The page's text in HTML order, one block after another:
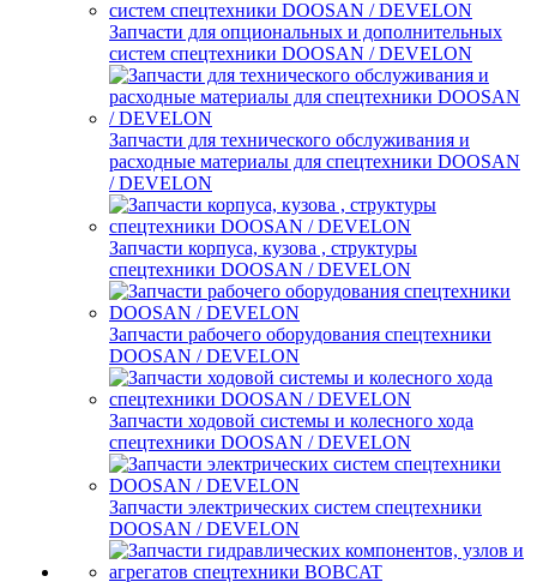
Запчасти для опциональных и дополнительных
систем спецтехники DOOSAN / DEVELON
Запчасти для технического обслуживания и
расходные материалы для спецтехники DOOSAN
/ DEVELON
Запчасти корпуса, кузова , структуры
спецтехники DOOSAN / DEVELON
Запчасти рабочего оборудования спецтехники
DOOSAN / DEVELON
Запчасти ходовой системы и колесного хода
спецтехники DOOSAN / DEVELON
Запчасти электрических систем спецтехники
DOOSAN / DEVELON